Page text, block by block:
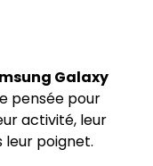
Galaxy
pensée pour
activité, leur
leur poignet.